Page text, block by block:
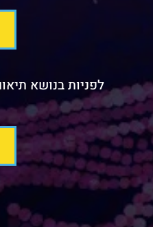
לפניות בנושא תיאום לקבוצות